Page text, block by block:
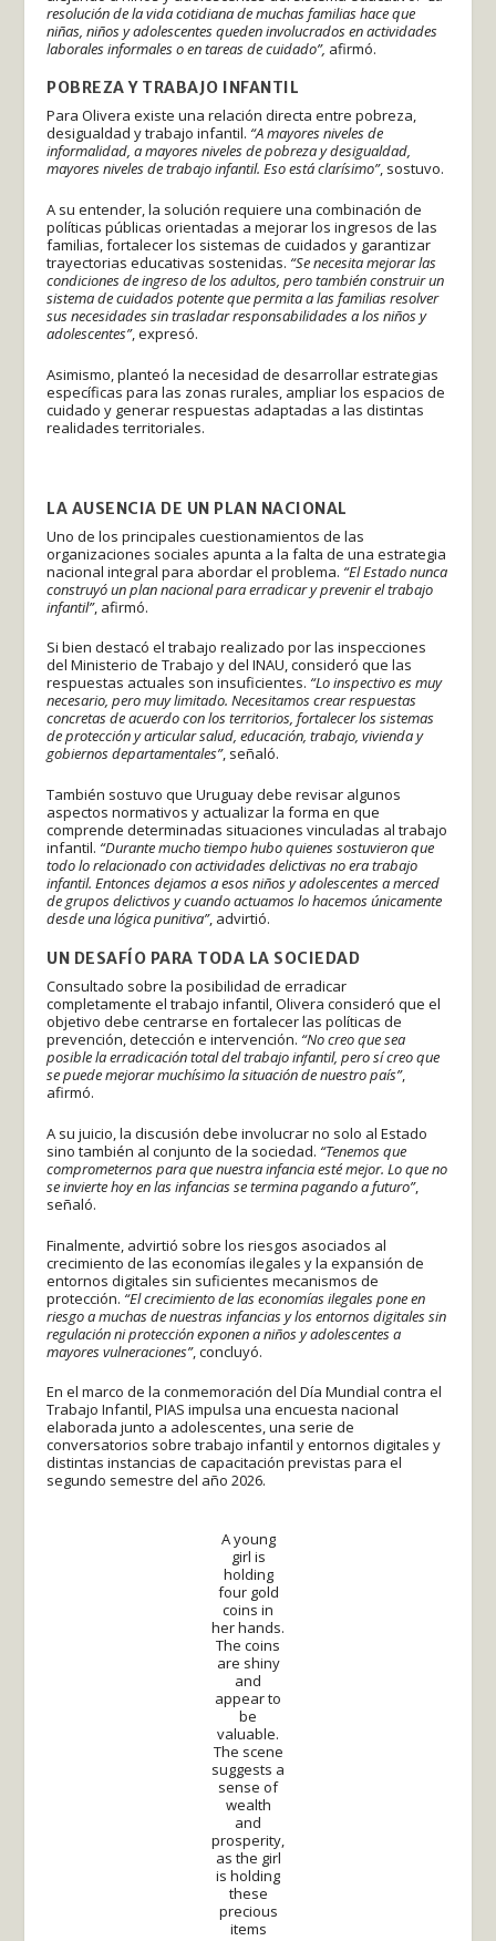
resolución de la vida cotidiana de muchas familias hace que
niñas, niños y adolescentes queden involucrados en actividades
laborales informales o en tareas de cuidado”, afirmó.
POBREZA Y TRABAJO INFANTIL
Para Olivera existe una relación directa entre pobreza,
desigualdad y trabajo infantil. “A mayores niveles de
informalidad, a mayores niveles de pobreza y desigualdad,
mayores niveles de trabajo infantil. Eso está clarísimo”, sostuvo.
A su entender, la solución requiere una combinación de
políticas públicas orientadas a mejorar los ingresos de las
familias, fortalecer los sistemas de cuidados y garantizar
trayectorias educativas sostenidas. “Se necesita mejorar las
condiciones de ingreso de los adultos, pero también construir un
sistema de cuidados potente que permita a las familias resolver
sus necesidades sin trasladar responsabilidades a los niños y
adolescentes”, expresó.
Asimismo, planteó la necesidad de desarrollar estrategias
específicas para las zonas rurales, ampliar los espacios de
cuidado y generar respuestas adaptadas a las distintas
realidades territoriales.
LA AUSENCIA DE UN PLAN NACIONAL
Uno de los principales cuestionamientos de las
organizaciones sociales apunta a la falta de una estrategia
nacional integral para abordar el problema. “El Estado nunca
construyó un plan nacional para erradicar y prevenir el trabajo
infantil”, afirmó.
Si bien destacó el trabajo realizado por las inspecciones
del Ministerio de Trabajo y del INAU, consideró que las
respuestas actuales son insuficientes. “Lo inspectivo es muy
necesario, pero muy limitado. Necesitamos crear respuestas
concretas de acuerdo con los territorios, fortalecer los sistemas
de protección y articular salud, educación, trabajo, vivienda y
gobiernos departamentales”, señaló.
También sostuvo que Uruguay debe revisar algunos
aspectos normativos y actualizar la forma en que
comprende determinadas situaciones vinculadas al trabajo
infantil. “Durante mucho tiempo hubo quienes sostuvieron que
todo lo relacionado con actividades delictivas no era trabajo
infantil. Entonces dejamos a esos niños y adolescentes a merced
de grupos delictivos y cuando actuamos lo hacemos únicamente
desde una lógica punitiva”, advirtió.
UN DESAFÍO PARA TODA LA SOCIEDAD
Consultado sobre la posibilidad de erradicar
completamente el trabajo infantil, Olivera consideró que el
objetivo debe centrarse en fortalecer las políticas de
prevención, detección e intervención. “No creo que sea
posible la erradicación total del trabajo infantil, pero sí creo que
se puede mejorar muchísimo la situación de nuestro país”,
afirmó.
A su juicio, la discusión debe involucrar no solo al Estado
sino también al conjunto de la sociedad. “Tenemos que
comprometernos para que nuestra infancia esté mejor. Lo que no
se invierte hoy en las infancias se termina pagando a futuro”,
señaló.
Finalmente, advirtió sobre los riesgos asociados al
crecimiento de las economías ilegales y la expansión de
entornos digitales sin suficientes mecanismos de
protección. “El crecimiento de las economías ilegales pone en
riesgo a muchas de nuestras infancias y los entornos digitales sin
regulación ni protección exponen a niños y adolescentes a
mayores vulneraciones”, concluyó.
En el marco de la conmemoración del Día Mundial contra el
Trabajo Infantil, PIAS impulsa una encuesta nacional
elaborada junto a adolescentes, una serie de
conversatorios sobre trabajo infantil y entornos digitales y
distintas instancias de capacitación previstas para el
segundo semestre del año 2026.
A young
girl is
holding
four gold
coins in
her hands.
The coins
are shiny
and
appear to
be
valuable.
The scene
suggests a
sense of
wealth
and
prosperity,
as the girl
is holding
these
precious
items